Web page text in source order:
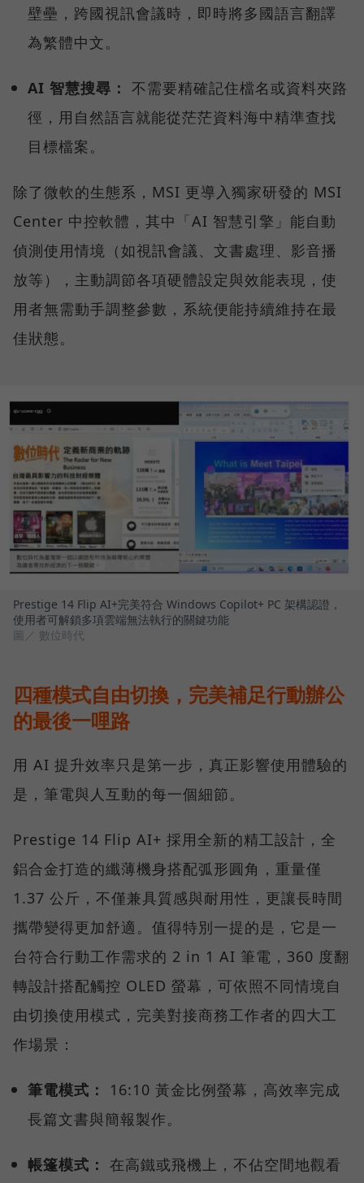
壁壘，跨國視訊會議時，即時將多國語言翻譯
為繁體中文。
AI 智慧搜尋： 不需要精確記住檔名或資料夾路
徑，用自然語言就能從茫茫資料海中精準查找
目標檔案。
除了微軟的生態系，MSI 更導入獨家研發的 MSI
Center 中控軟體，其中「AI 智慧引擎」能自動
偵測使用情境（如視訊會議、文書處理、影音播
放等），主動調節各項硬體設定與效能表現，使
用者無需動手調整參數，系統便能持續維持在最
佳狀態。
Prestige 14 Flip AI+完美符合 Windows Copilot+ PC 架構認證，
使用者可解鎖多項雲端無法執行的關鍵功能
圖／ 數位時代
四種模式自由切換，完美補足行動辦公
的最後一哩路
用 AI 提升效率只是第一步，真正影響使用體驗的
是，筆電與人互動的每一個細節。
Prestige 14 Flip AI+ 採用全新的精工設計，全
鋁合金打造的纖薄機身搭配弧形圓角，重量僅
1.37 公斤，不僅兼具質感與耐用性，更讓長時間
攜帶變得更加舒適。值得特別一提的是，它是一
台符合行動工作需求的 2 in 1 AI 筆電，360 度翻
轉設計搭配觸控 OLED 螢幕，可依照不同情境自
由切換使用模式，完美對接商務工作者的四大工
作場景：
筆電模式：
16:10 黃金比例螢幕，高效率完成
長篇文書與簡報製作。
帳篷模式： 在高鐵或飛機上，不佔空間地觀看